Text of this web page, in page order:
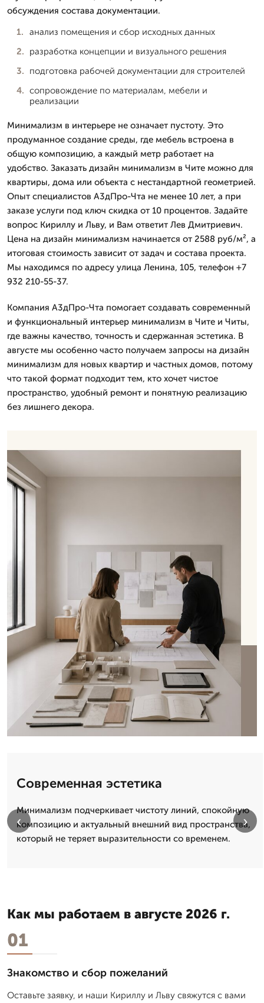
обсуждения состава документации.
анализ помещения и сбор исходных данных
разработка концепции и визуального решения
подготовка рабочей документации для строителей
сопровождение по материалам, мебели и
реализации
Минимализм в интерьере не означает пустоту. Это
продуманное создание среды, где мебель встроена в
общую композицию, а каждый метр работает на
удобство. Заказать дизайн минимализм в Чите можно для
квартиры, дома или объекта с нестандартной геометрией.
Опыт специалистов А3дПро-Чта не менее 10 лет, а при
заказе услуги под ключ скидка от 10 процентов. Задайте
вопрос Кириллу и Льву, и Вам ответит Лев Дмитpиевич.
Цена на дизайн минимализм начинается от 2588 руб/м², а
итоговая стоимость зависит от задач и состава проекта.
Мы находимся по адресу улица Ленина, 105, телефон +7
932 210-55-37.
Компания А3дПро-Чта помогает создавать современный
и функциональный интерьер минимализм в Чите и Читы,
где важны качество, точность и сдержанная эстетика. В
августе мы особенно часто получаем запросы на дизайн
минимализм для новых квартир и частных домов, потому
что такой формат подходит тем, кто хочет чистое
пространство, удобный ремонт и понятную реализацию
без лишнего декора.
Современная эстетика
Минимализм подчеркивает чистоту линий, спокойную
композицию и актуальный внешний вид пространства,
который не теряет выразительности со временем.
‹ ›
Как мы работаем в августе 2026 г.
01
Знакомство и сбор пожеланий
Оставьте заявку, и наши Кириллу и Льву свяжутся с вами